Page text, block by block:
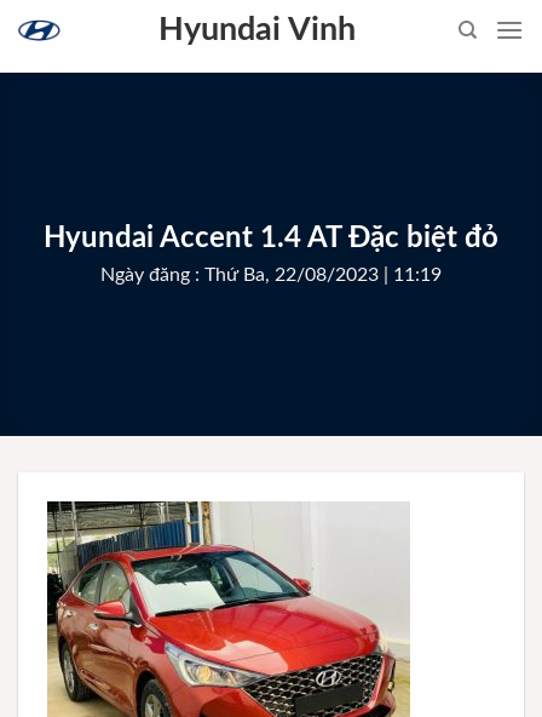
content
Hyundai Vinh
Hyundai Accent 1.4 AT Đặc biệt đỏ
Ngày đăng : Thứ Ba, 22/08/2023 | 11:19